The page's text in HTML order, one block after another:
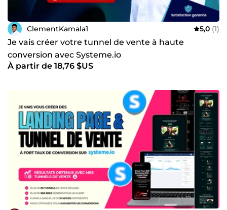
ClementKamala1 5,0 (1)
Je vais créer votre tunnel de vente à haute
conversion avec Systeme.io
À partir de 18,76 $US